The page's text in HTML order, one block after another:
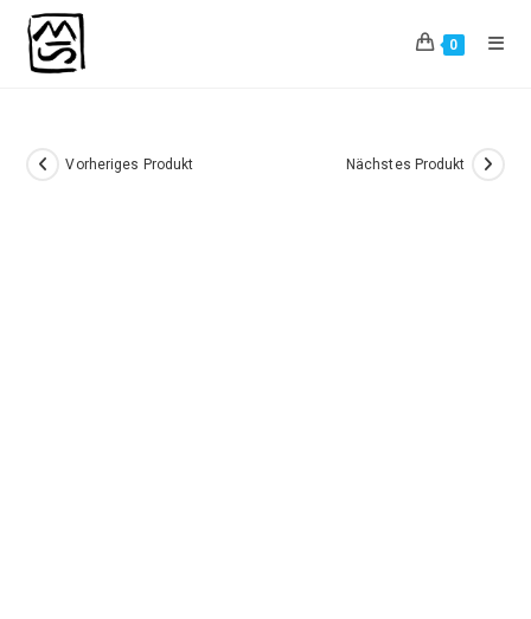
Zum
Inhalt
springen
0
Vorheriges Produkt Nächstes Produkt